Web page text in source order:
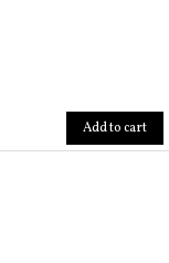
Add to cart